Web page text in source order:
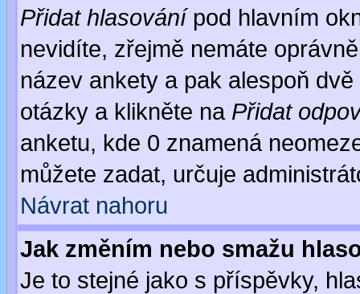
Přidat hlasovánípod hlavním
nevidíte, zřejmě nemáte
název ankety a pak alespoň
otázky a klikněte na Přidat
anketu, kde 0 znamená
můžete zadat, určuje
Návrat nahoru
Jak změním nebo smažu
Je to stejné jako s příspěvky,